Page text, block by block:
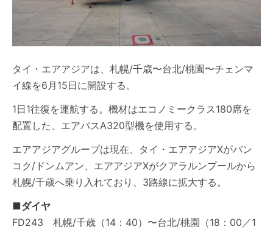
タイ・エアアジアは、札幌/千歳〜台北/桃園〜チェンマ
イ線を6月15日に開設する。
1日1往復を運航する。機材はエコノミークラス180席を
配置した、エアバスA320型機を使用する。
エアアジアグループは現在、タイ・エアアジアXがバン
コク/ドンムアン、エアアジアXがクアラルンプールから
札幌/千歳へ乗り入れており、3路線に拡大する。
■ダイヤ
FD243 札幌/千歳（14：40）〜台北/桃園（18：00／1